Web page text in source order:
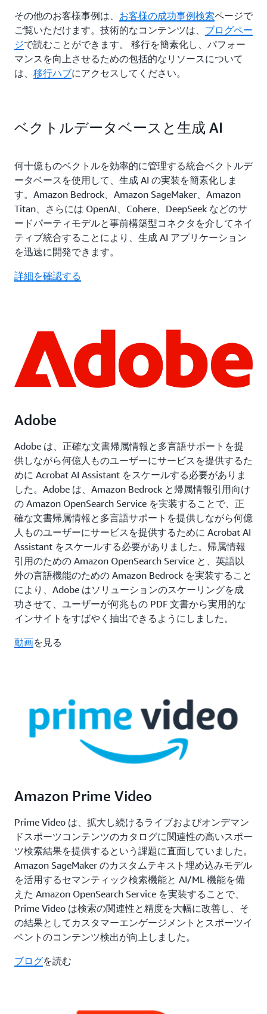
その他のお客様事例は、 お客様の成功事例検索ページで
ご覧いただけます。技術的なコンテンツは、 ブログペー
ジで読むことができます。 移行を簡素化し、パフォー
マンスを向上させるための包括的なリソースについて
は、 移行ハブにアクセスしてください。
ベクトルデータベースと生成 AI
何十億ものベクトルを効率的に管理する統合ベクトルデ
ータベースを使用して、生成 AI の実装を簡素化しま
す。Amazon Bedrock、Amazon SageMaker、Amazon
Titan、さらには OpenAI、Cohere、DeepSeek などのサ
ードパーティモデルと事前構築型コネクタを介してネイ
ティブ統合することにより、生成 AI アプリケーション
を迅速に開発できます。
詳細を確認する
Adobe
Adobe は、正確な文書帰属情報と多言語サポートを提
供しながら何億人ものユーザーにサービスを提供するた
めに Acrobat AI Assistant をスケールする必要がありま
した。Adobe は、Amazon Bedrock と帰属情報引用向け
の Amazon OpenSearch Service を実装することで、正
確な文書帰属情報と多言語サポートを提供しながら何億
人ものユーザーにサービスを提供するために Acrobat AI
Assistant をスケールする必要がありました。帰属情報
引用のための Amazon OpenSearch Service と、英語以
外の言語機能のための Amazon Bedrock を実装すること
により、Adobe はソリューションのスケーリングを成
功させて、ユーザーが何兆もの PDF 文書から実用的な
インサイトをすばやく抽出できるようにしました。
動画を見る
Amazon Prime Video
Prime Video は、拡大し続けるライブおよびオンデマン
ドスポーツコンテンツのカタログに関連性の高いスポー
ツ検索結果を提供するという課題に直面していました。
Amazon SageMaker のカスタムテキスト埋め込みモデル
を活用するセマンティック検索機能と AI/ML 機能を備
えた Amazon OpenSearch Service を実装することで、
Prime Video は検索の関連性と精度を大幅に改善し、そ
の結果としてカスタマーエンゲージメントとスポーツイ
ベントのコンテンツ検出が向上しました。
ブログを読む